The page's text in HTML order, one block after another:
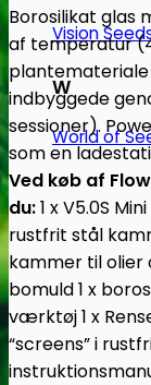
Vision
W
World of
Borosilikat glas
af temperatur
plantemateriale
indbyggede
sessioner).
som en
Ved køb af
du:1 x V5.0S
rustfrit stål
kammer til olier
bomuld1 x
værktøj1 x
“screens” i